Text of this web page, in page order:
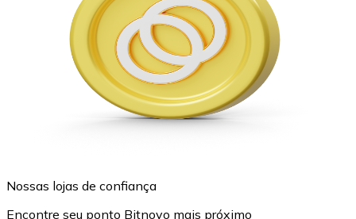
Nossas lojas de confiança
Encontre seu ponto Bitnovo mais próximo